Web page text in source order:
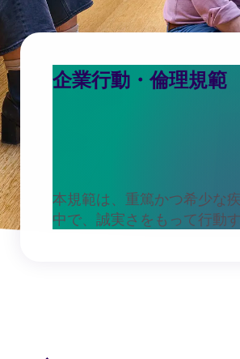
企業行動・倫理規範
本規範は、重篤かつ希少な
中で、誠実さをもって行動